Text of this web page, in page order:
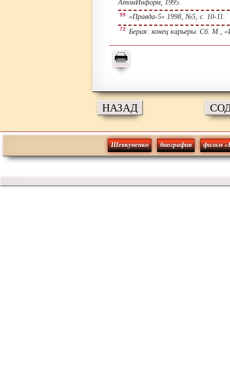
АтомИнформ, 1995.
99 «Правда-5» 1998, №5, с. 10-11.
72 Берия: конец карьеры. Сб. М.,
НАЗАД
Шевкуненко биография фильм